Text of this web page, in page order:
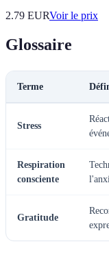
2.79 EURVoir le prix
Glossaire
Terme
Stress
Respiration
consciente
Gratitude